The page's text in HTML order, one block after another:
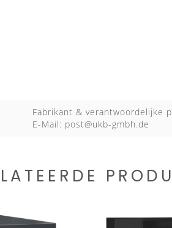
Fabrikant & verantwoordelijke
E-Mail: post@ukb-gmbh.de